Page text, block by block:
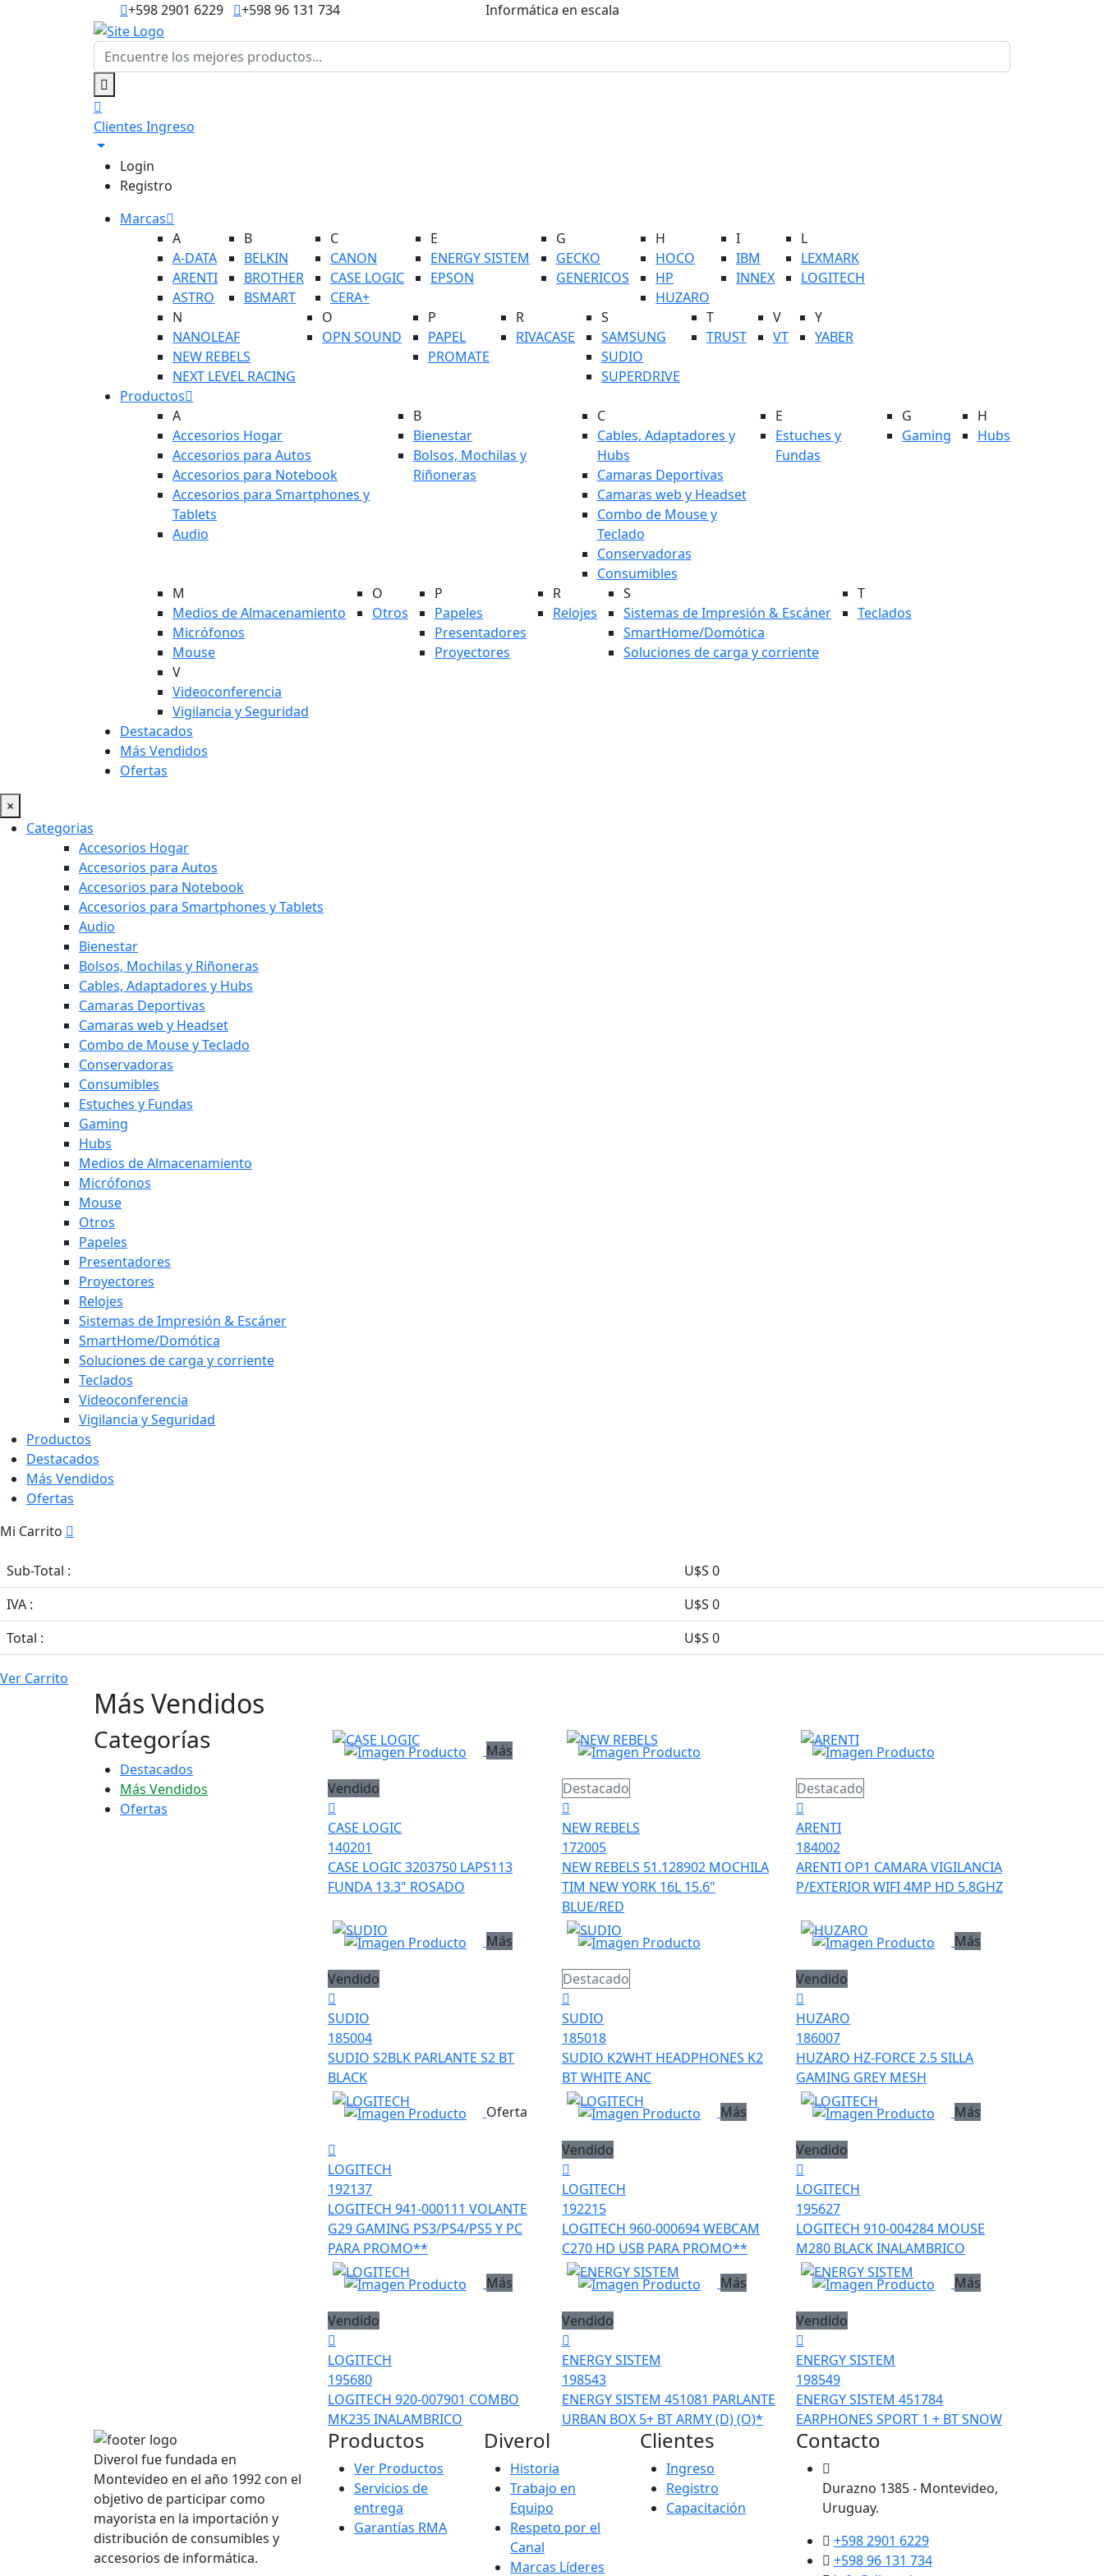
+598 2901 6229 +598 96 131 734 Informática en escala
Clientes Ingreso
Login
Registro
Marcas
A
A-DATA
ARENTI
ASTRO
B
BELKIN
BROTHER
BSMART
C
CANON
CASE LOGIC
CERA+
E
ENERGY SISTEM
EPSON
G
GECKO
GENERICOS
H
HOCO
HP
HUZARO
I
IBM
INNEX
L
LEXMARK
LOGITECH
N
NANOLEAF
NEW REBELS
NEXT LEVEL RACING
O
OPN SOUND
P
PAPEL
PROMATE
R
RIVACASE
S
SAMSUNG
SUDIO
SUPERDRIVE
T
TRUST
V
VT
Y
YABER
Productos
A
Accesorios Hogar
Accesorios para Autos
Accesorios para Notebook
Accesorios para Smartphones y
Tablets
Audio
B
Bienestar
Bolsos, Mochilas y
Riñoneras
C
Cables, Adaptadores y
Hubs
Camaras Deportivas
Camaras web y Headset
Combo de Mouse y
Teclado
Conservadoras
Consumibles
E
Estuches y
Fundas
G
Gaming
H
Hubs
M
Medios de Almacenamiento
Micrófonos
Mouse
O
Otros
P
Papeles
Presentadores
Proyectores
R
Relojes
S
Sistemas de Impresión & Escáner
SmartHome/Domótica
Soluciones de carga y corriente
T
Teclados
V
Videoconferencia
Vigilancia y Seguridad
Destacados
Más Vendidos
Ofertas
×
Categorias
Accesorios Hogar
Accesorios para Autos
Accesorios para Notebook
Accesorios para Smartphones y Tablets
Audio
Bienestar
Bolsos, Mochilas y Riñoneras
Cables, Adaptadores y Hubs
Camaras Deportivas
Camaras web y Headset
Combo de Mouse y Teclado
Conservadoras
Consumibles
Estuches y Fundas
Gaming
Hubs
Medios de Almacenamiento
Micrófonos
Mouse
Otros
Papeles
Presentadores
Proyectores
Relojes
Sistemas de Impresión & Escáner
SmartHome/Domótica
Soluciones de carga y corriente
Teclados
Videoconferencia
Vigilancia y Seguridad
Productos
Destacados
Más Vendidos
Ofertas
Mi Carrito
Sub-Total :
U$S 0
IVA :
U$S 0
Total :
U$S 0
Ver Carrito
Más Vendidos
Más
Vendido
CASE LOGIC
140201
CASE LOGIC 3203750 LAPS113
FUNDA 13.3" ROSADO
Destacado
NEW REBELS
172005
NEW REBELS 51.128902 MOCHILA
TIM NEW YORK 16L 15.6"
BLUE/RED
Destacado
ARENTI
184002
ARENTI OP1 CAMARA VIGILANCIA
P/EXTERIOR WIFI 4MP HD 5.8GHZ
Más
Vendido
SUDIO
185004
SUDIO S2BLK PARLANTE S2 BT
BLACK
Destacado
SUDIO
185018
SUDIO K2WHT HEADPHONES K2
BT WHITE ANC
Más
Vendido
HUZARO
186007
HUZARO HZ-FORCE 2.5 SILLA
GAMING GREY MESH
Oferta
LOGITECH
192137
LOGITECH 941-000111 VOLANTE
G29 GAMING PS3/PS4/PS5 Y PC
PARA PROMO**
Más
Vendido
LOGITECH
192215
LOGITECH 960-000694 WEBCAM
C270 HD USB PARA PROMO**
Más
Vendido
LOGITECH
195627
LOGITECH 910-004284 MOUSE
M280 BLACK INALAMBRICO
Más
Vendido
LOGITECH
195680
LOGITECH 920-007901 COMBO
MK235 INALAMBRICO
Más
Vendido
ENERGY SISTEM
198543
ENERGY SISTEM 451081 PARLANTE
URBAN BOX 5+ BT ARMY (D) (O)*
Más
Vendido
ENERGY SISTEM
198549
ENERGY SISTEM 451784
EARPHONES SPORT 1 + BT SNOW
Categorías
Destacados
Más Vendidos
Ofertas
Diverol fue fundada en
Montevideo en el año 1992 con el
objetivo de participar como
mayorista en la importación y
distribución de consumibles y
accesorios de informática.
Productos
Ver Productos
Servicios de
entrega
Garantías RMA
Diverol
Historia
Trabajo en
Equipo
Respeto por el
Canal
Marcas Líderes
Clientes
Ingreso
Registro
Capacitación
Contacto
Durazno 1385 - Montevideo,
Uruguay.
+598 2901 6229
+598 96 131 734